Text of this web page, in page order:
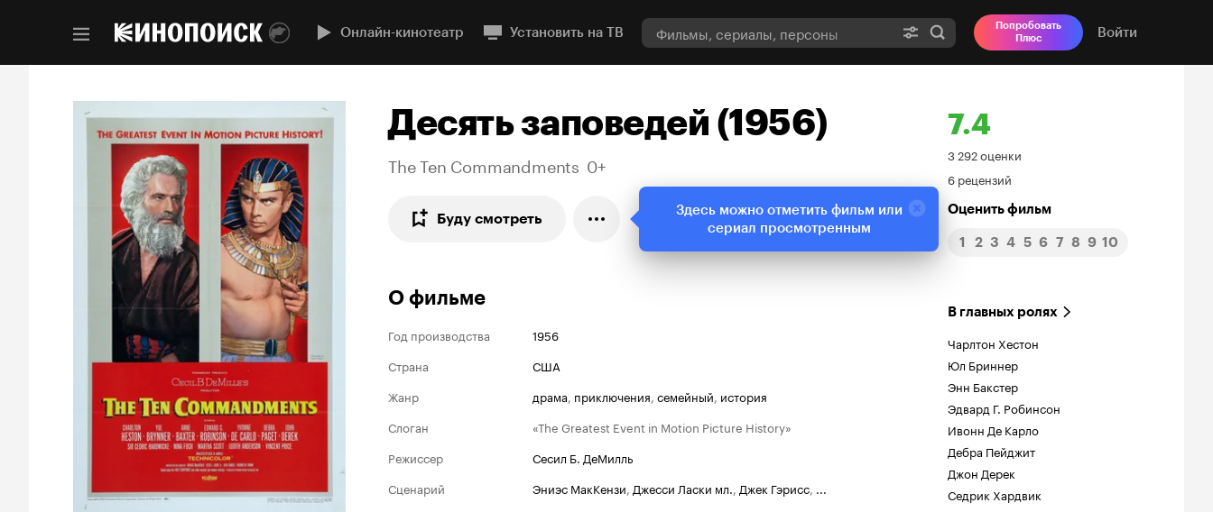
Онлайн-кинотеатр Установить на ТВ
Попробовать
Плюс
Войти
Десять заповедей (1956)
The Ten Commandments 0+
Буду смотреть
7.4
Рейтинг
Кинопоиска
7.4
3 292 оценки
6 рецензий
Оценить фильм
1 2 3 4 5 6 7 8 9 10
О фильме
Год производства
1956
Страна
США
Жанр
драма, приключения, семейный, история
Слоган
«The Greatest Event in Motion Picture History»
Режиссер
Сесил Б. ДеМилль
Сценарий
Эниэс МакКензи, Джесси Ласки мл., Джек Гэрисс, ...
В главных ролях
Чарлтон Хестон
Юл Бриннер
Энн Бакстер
Эдвард Г. Робинсон
Ивонн Де Карло
Дебра Пейджит
Джон Дерек
Седрик Хардвик
Здесь можно отметить фильм или
сериал просмотренным